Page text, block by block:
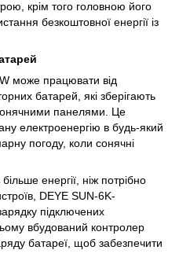
крім того головною його
безкоштовної енергії із
може працювати від
батарей, які зберігають
панелями. Це
електроенергію в будь-який
погоду, коли сонячні
енергії, ніж потрібно
DEYE SUN-6K-
підключених
вбудований контролер
батареї, щоб забезпечити